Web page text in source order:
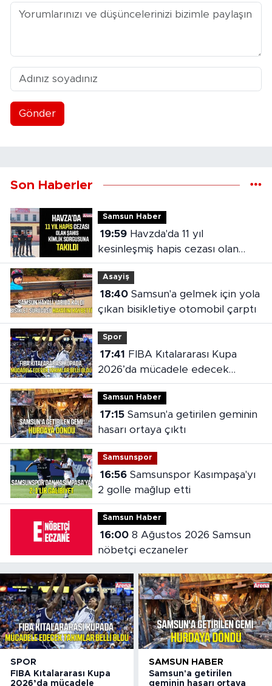
Gönder
Son Haberler
Samsun Haber
19:59Havzda'da 11 yıl
kesinleşmiş hapis cezası olan
şahıs yakalandı
Asayiş
18:40Samsun'a gelmek için yola
çıkan bisikletiye otomobil çarptı
Spor
17:41
2026’da mücadele edecek
takımlar belli oldu
Samsun Haber
17:15Samsun'a getirilen geminin
hasarı ortaya çıktı
Samsunspor
16:56Samsunspor Kasımpaşa'yı
2 golle mağlup etti
Samsun Haber
16:008 Ağustos 2026 Samsun
nöbetçi eczaneler
SPOR
FIBA Kıtalararası Kupa
2026’da mücadele
SAMSUN HABER
Samsun'a getirilen
geminin hasarı ortaya